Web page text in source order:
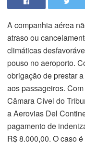
A companhia aérea
atraso ou
climáticas
pouso no aeroporto.
obrigação de prestar
aos passageiros.
Câmara Cível do
a Aerovias Del
pagamento de
R$ 8.000,00. O caso